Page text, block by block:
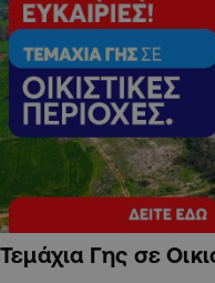
Τεμάχια Γης σε